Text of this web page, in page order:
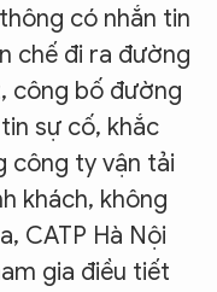
có nhắn tin
chế đi ra đường
công bố đường
sự cố, khắc
công ty vận tải
khách, không
CATP Hà Nội
gia điều tiết